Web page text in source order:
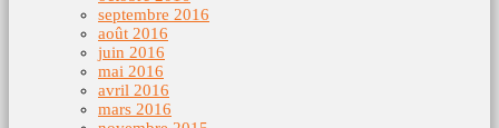
septembre 2016
août 2016
juin 2016
mai 2016
avril 2016
mars 2016